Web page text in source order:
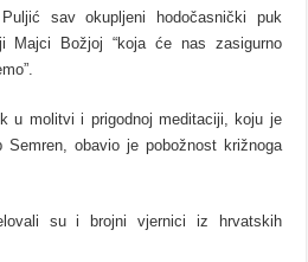
sav okupljeni hodočasnički puk
Majci Božjoj “koja će nas zasigurno
u molitvi i prigodnoj meditaciji, koju je
Semren, obavio je pobožnost križnoga
su i brojni vjernici iz hrvatskih